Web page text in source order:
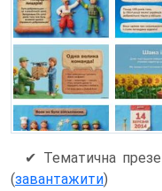
✔ Тематична
(завантажити)